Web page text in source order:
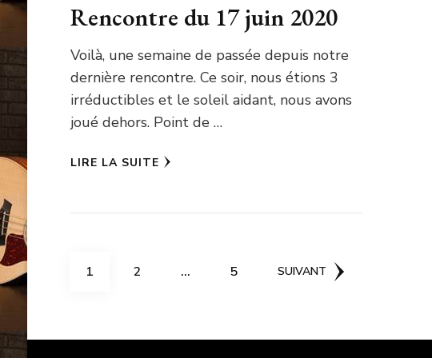
Rencontre du 17 juin 2020
Voilà, une semaine de passée depuis notre
dernière rencontre. Ce soir, nous étions 3
irréductibles et le soleil aidant, nous avons
joué dehors. Point de …
LIRE LA SUITE
Navigation
articles
PAGE
1 PAGE
2 … PAGE
5 SUIVANT